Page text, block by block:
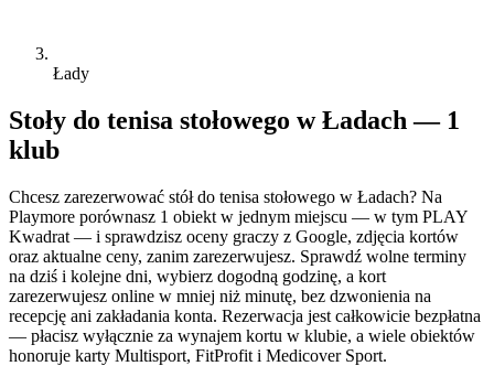
Łady
Stoły do tenisa stołowego w Ładach — 1
klub
Chcesz zarezerwować stół do tenisa stołowego w Ładach? Na
Playmore porównasz 1 obiekt w jednym miejscu — w tym PLAY
Kwadrat — i sprawdzisz oceny graczy z Google, zdjęcia kortów
oraz aktualne ceny, zanim zarezerwujesz. Sprawdź wolne terminy
na dziś i kolejne dni, wybierz dogodną godzinę, a kort
zarezerwujesz online w mniej niż minutę, bez dzwonienia na
recepcję ani zakładania konta. Rezerwacja jest całkowicie bezpłatna
— płacisz wyłącznie za wynajem kortu w klubie, a wiele obiektów
honoruje karty Multisport, FitProfit i Medicover Sport.